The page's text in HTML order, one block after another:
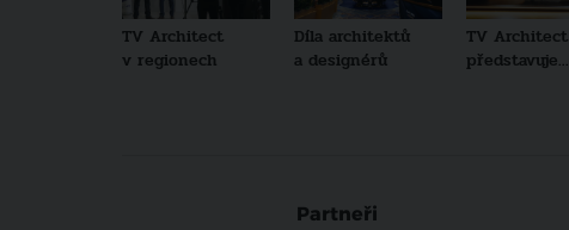
TV Architect
v regionech
Díla architektů
a designérů
TV Architect
představuje...
Partneři